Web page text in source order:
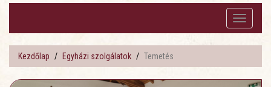
Toggle
Kezdőlap Egyházi szolgálatok Temetés